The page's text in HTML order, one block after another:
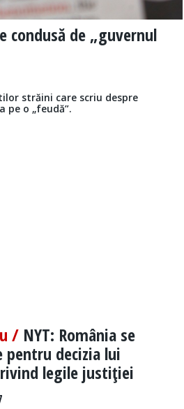
condusă de „guvernul
străini care scriu despre
pe o „feudă”.
/ NYT: România se
pentru decizia lui
legile justiţiei